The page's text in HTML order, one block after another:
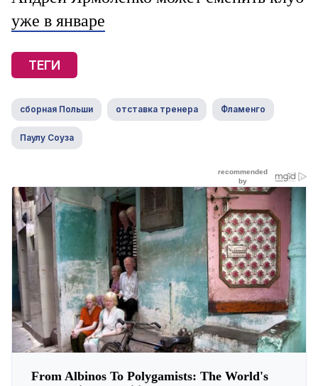
уже в январе
ТЕГИ
сборная Польши отставка тренера Фламенго
Паулу Соуза